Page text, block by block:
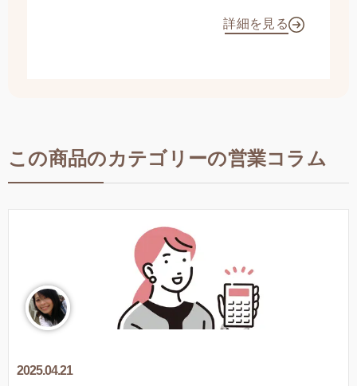
詳細を見る
この商品のカテゴリーの営業コラム
2025.04.21